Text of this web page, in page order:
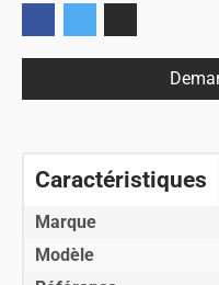
Caractéristiques
Marque
Modèle